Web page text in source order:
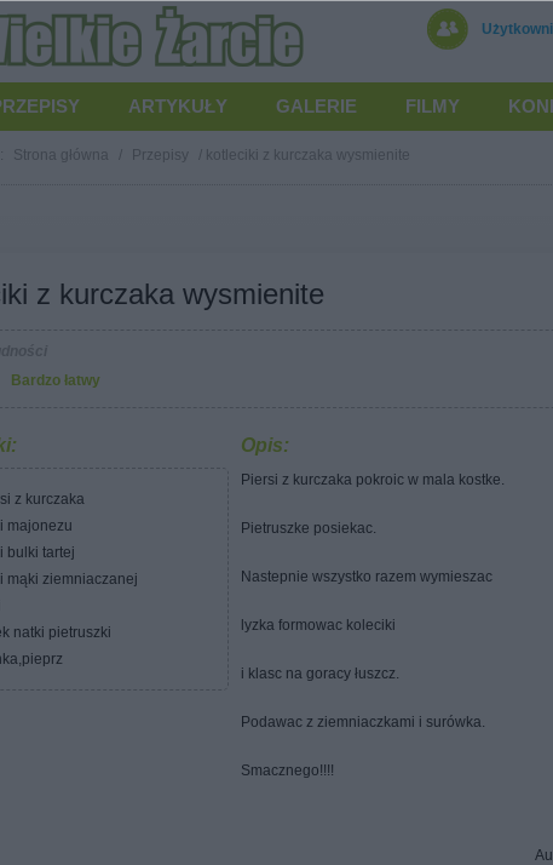
ARTYKUŁY GALERIE FILMY
Strona główna / Przepisy / kotleciki z kurczaka wysmienite
z kurczaka wysmienite
Bardzo łatwy
z kurczaka
majonezu
bulki tartej
mąki ziemniaczanej
natki pietruszki
Opis:
Piersi z kurczaka pokroic w mala kostke.
Pietruszke posiekac.
Nastepnie wszystko razem wymieszac
lyzka formowac koleciki
i klasc na goracy łuszcz.
Podawac z ziemniaczkami i surówka.
Smacznego!!!!